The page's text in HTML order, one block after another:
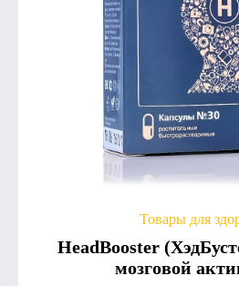
Товары для
HeadBooster
мозговой